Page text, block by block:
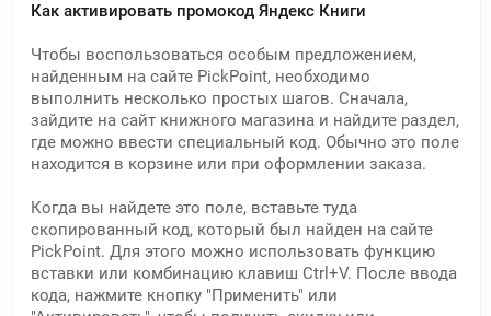
Как активировать промокод Яндекс Книги
Чтобы воспользоваться особым предложением,
найденным на сайте PickPoint, необходимо
выполнить несколько простых шагов. Сначала,
зайдите на сайт книжного магазина и найдите раздел,
где можно ввести специальный код. Обычно это поле
находится в корзине или при оформлении заказа.
Когда вы найдете это поле, вставьте туда
скопированный код, который был найден на сайте
PickPoint. Для этого можно использовать функцию
вставки или комбинацию клавиш Ctrl+V. После ввода
кода, нажмите кнопку "Применить" или